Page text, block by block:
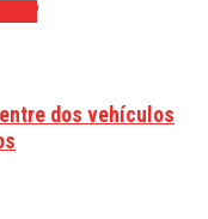
dos vehículos